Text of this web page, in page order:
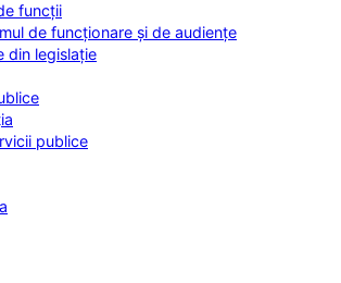
funcții
de funcționare și de audiențe
din legislație
publice